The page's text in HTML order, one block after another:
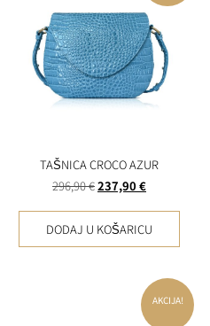
TAŠNICA CROCO AZUR
296,90€237,90 €
DODAJ U KOŠARICU
AKCIJA!